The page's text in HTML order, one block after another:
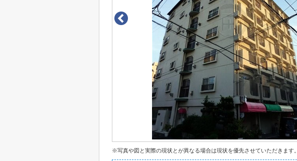
※写真や図と実際の現状とが異なる場合は現状を優先させていただきます。